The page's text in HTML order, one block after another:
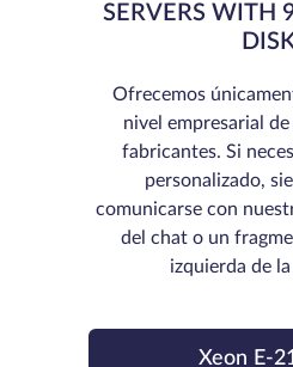
SERVERS WITH
Ofrecemos
nivel empresarial
fabricantes. Si
personalizado,
comunicarse con
del chat o un
izquierda de
Xeon E-